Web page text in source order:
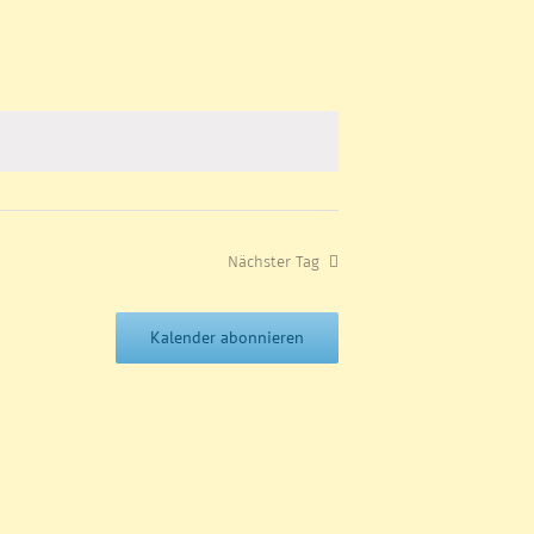
Nächster Tag
Kalender abonnieren